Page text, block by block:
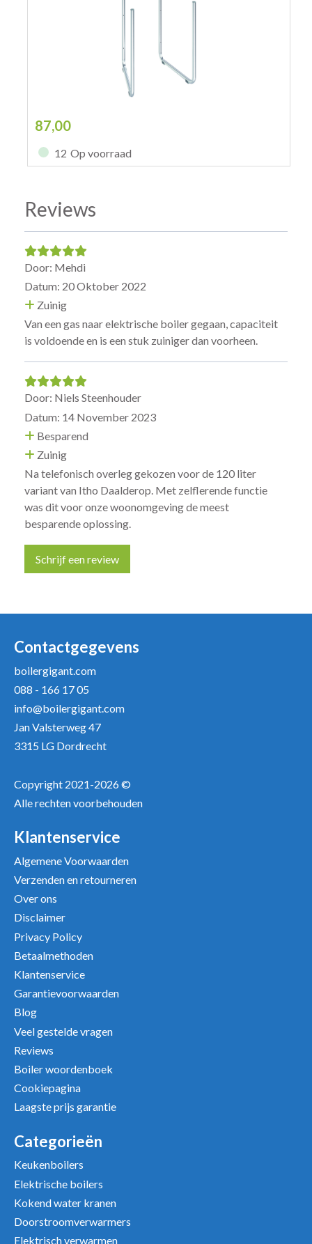
87,00
12 Op voorraad
Reviews
Door: Mehdi
Datum: 20 Oktober 2022
Zuinig
Van een gas naar elektrische boiler gegaan, capaciteit
is voldoende en is een stuk zuiniger dan voorheen.
Door: Niels Steenhouder
Datum: 14 November 2023
Besparend
Zuinig
Na telefonisch overleg gekozen voor de 120 liter
variant van Itho Daalderop. Met zelflerende functie
was dit voor onze woonomgeving de meest
besparende oplossing.
Schrijf een review
Uw naam *
Uw recensie *
Uw beoordeling
Contactgegevens
boilergigant.com
088 - 166 17 05
info@boilergigant.com
Jan Valsterweg 47
3315 LG Dordrecht
Copyright 2021-2026 ©
Alle rechten voorbehouden
Klantenservice
Algemene Voorwaarden
Verzenden en retourneren
Over ons
Disclaimer
Privacy Policy
Betaalmethoden
Klantenservice
Garantievoorwaarden
Blog
Veel gestelde vragen
Reviews
Boiler woordenboek
Cookiepagina
Laagste prijs garantie
Categorieën
Keukenboilers
Elektrische boilers
Kokend water kranen
Doorstroomverwarmers
Elektrisch verwarmen